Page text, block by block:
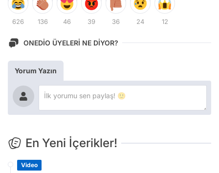
626 136 46 39 36 24 12
ONEDİO ÜYELERİ NE DİYOR?
Yorum Yazın
En Yeni İçerikler!
Video